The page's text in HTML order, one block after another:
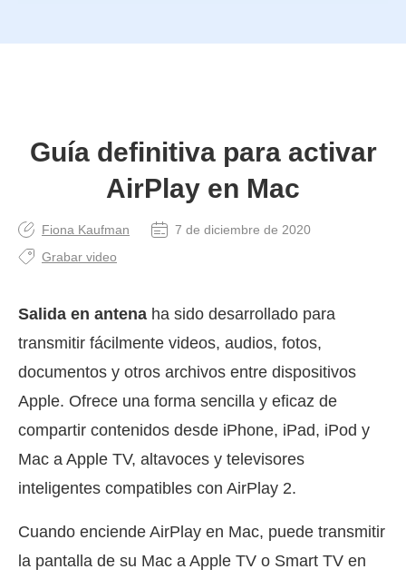
Guía definitiva para activar
AirPlay en Mac
Fiona Kaufman
7 de diciembre de 2020
Grabar video
Salida en antena ha sido desarrollado para
transmitir fácilmente videos, audios, fotos,
documentos y otros archivos entre dispositivos
Apple. Ofrece una forma sencilla y eficaz de
compartir contenidos desde iPhone, iPad, iPod y
Mac a Apple TV, altavoces y televisores
inteligentes compatibles con AirPlay 2.
Cuando enciende AirPlay en Mac, puede transmitir
la pantalla de su Mac a Apple TV o Smart TV en